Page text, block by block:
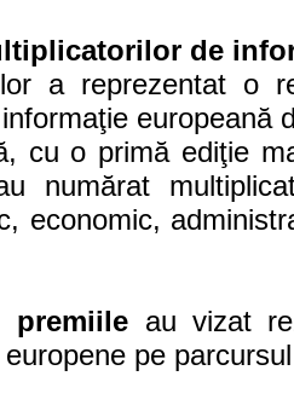
de
a reprezentat o
europeană
cu o primă ediţie
numărat
economic,
premiile au vizat
pe